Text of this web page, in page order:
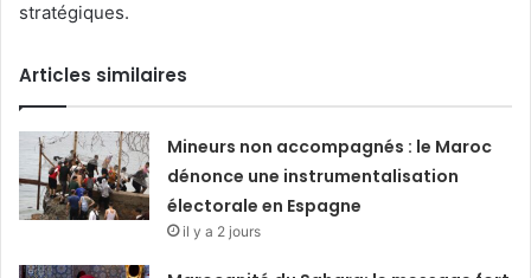
stratégiques.
Articles similaires
Mineurs non accompagnés : le Maroc
dénonce une instrumentalisation
électorale en Espagne
il y a 2 jours